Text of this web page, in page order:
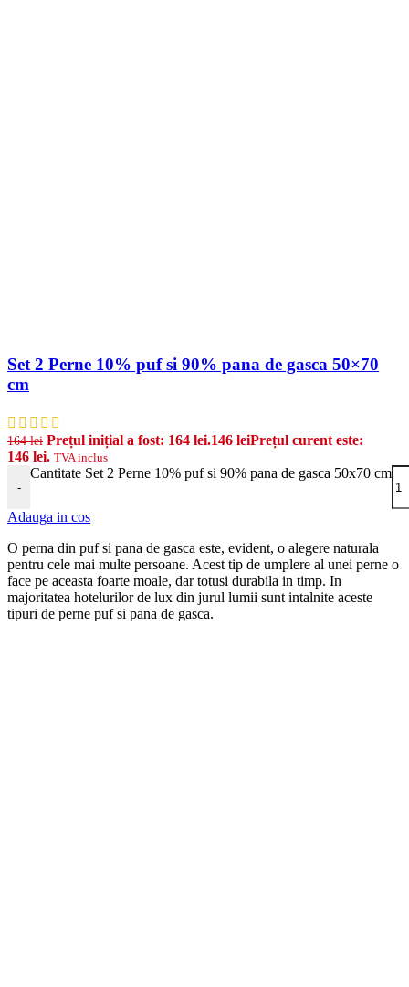
Set 2 Perne 10% puf si 90% pana de gasca 50×70
cm
164lei Prețul inițial a fost: 164 lei.146 leiPrețul curent este:
146 lei. TVA inclus
-
Cantitate Set 2 Perne 10% puf si 90% pana de gasca 50x70 cm
Adauga in cos
O perna din puf si pana de gasca este, evident, o alegere naturala
pentru cele mai multe persoane. Acest tip de umplere al unei perne o
face pe aceasta foarte moale, dar totusi durabila in timp. In
majoritatea hotelurilor de lux din jurul lumii sunt intalnite aceste
tipuri de perne puf si pana de gasca.